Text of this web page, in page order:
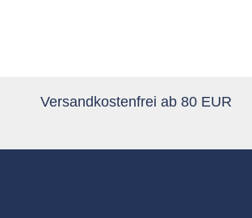
Versandkostenfrei ab 80 EUR